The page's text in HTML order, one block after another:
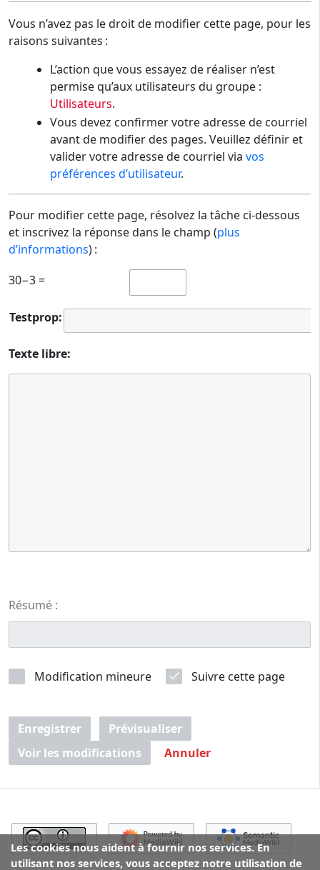
Vous n’avez pas le droit de modifier cette page, pour les
raisons suivantes :
L’action que vous essayez de réaliser n’est
permise qu’aux utilisateurs du groupe :
Utilisateurs.
Vous devez confirmer votre adresse de courriel
avant de modifier des pages. Veuillez définir et
valider votre adresse de courriel via vos
préférences d’utilisateur.
Pour modifier cette page, résolvez la tâche ci-dessous
et inscrivez la réponse dans le champ (plus
d’informations) :
30−3 =
Testprop:
Texte libre:
Résumé :
Modification mineure Suivre cette page
Enregistrer
Prévisualiser
Voir les modifications
Annuler
Les cookies nous aident à fournir nos services. En
utilisant nos services, vous acceptez notre utilisation de